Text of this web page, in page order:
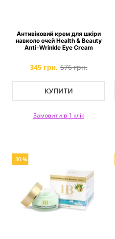
Антивіковий крем для шкіри
навколо очей Health & Beauty
Anti-Wrinkle Eye Cream
345 грн. 576 грн.
КУПИТИ
Замовити в 1 клік
-30 %